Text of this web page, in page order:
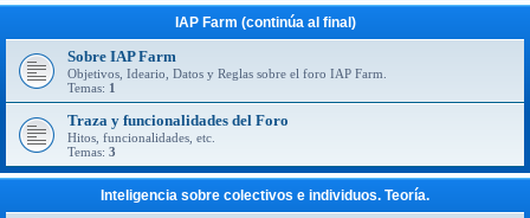
IAP Farm (continúa al final)
Sobre IAP Farm
Objetivos, Ideario, Datos y Reglas sobre el foro IAP Farm.
Temas: 1
Traza y funcionalidades del Foro
Hitos, funcionalidades, etc.
Temas: 3
Inteligencia sobre colectivos e individuos. Teoría.